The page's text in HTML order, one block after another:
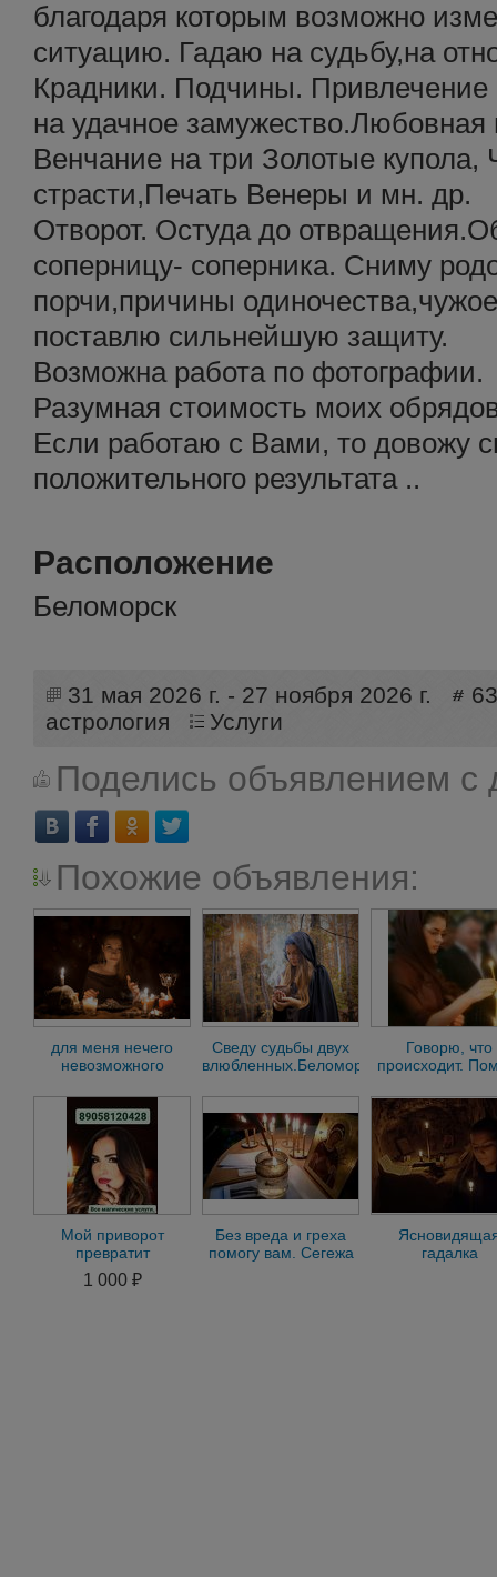
благодаря которым возможно
ситуацию. Гадаю на судьбу,на
Крадники. Подчины.
на удачное
Венчание на три Золотые
страсти,Печать Венеры и мн. др.
Отворот. Остуда до
соперницу- соперника. Сниму
порчи,причины
поставлю сильнейшую защиту.
Возможна работа по фотографии.
Разумная стоимость моих
Если работаю с Вами, то довожу
положительного результата ..
Расположение
Беломорск
31 мая 2026 г. - 27 ноября 2026 г.
астрология
Услуги
Поделись объявлением с
Похожие объявления:
для меня нечего
невозможного
Беломорск
Сведу судьбы двух
влюбленных.Беломорск
Говорю, что
происходит.
Беломорск
Мой приворот
превратит
безответную любовь
во взаимную. верну к
1 000 ₽
Без вреда и греха
помогу вам. Сегежа
гадалка